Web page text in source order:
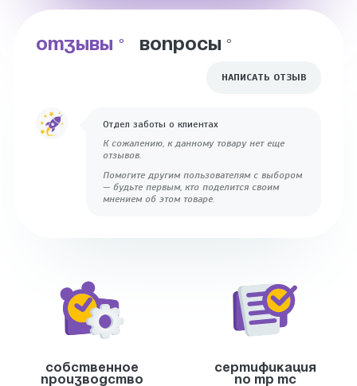
ОТЗЫВЫ 0 ВОПРОСЫ 0
НАПИСАТЬ ОТЗЫВ
Отдел заботы о клиентах
К сожалению, к данному товару нет еще
отзывов.
Помогите другим пользователям с выбором
— будьте первым, кто поделится своим
мнением об этом товаре.
Собственное
производство
Сертификация
по тр тс